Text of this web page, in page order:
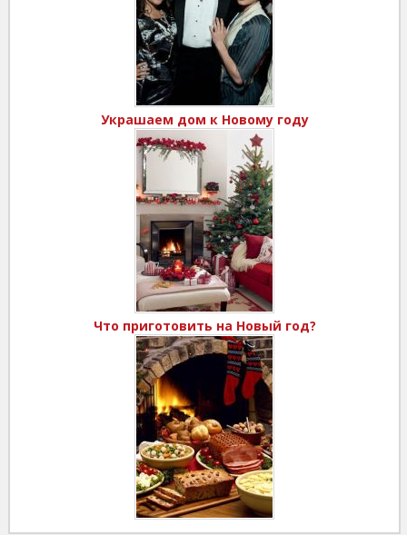
Украшаем дом к Новому году
Что приготовить на Новый год?